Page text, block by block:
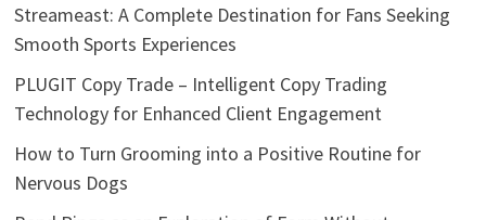
Streameast: A Complete Destination for Fans Seeking
Smooth Sports Experiences
PLUGIT Copy Trade – Intelligent Copy Trading
Technology for Enhanced Client Engagement
How to Turn Grooming into a Positive Routine for
Nervous Dogs